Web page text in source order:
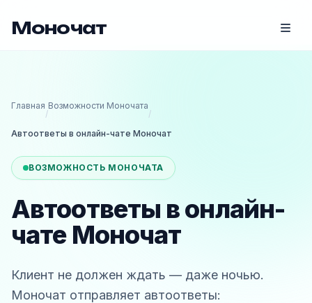
Моночат
Главная
/
Возможности Моночата
/
Автоответы в онлайн-чате Моночат
ВОЗМОЖНОСТЬ МОНОЧАТА
Автоответы в онлайн-
чате Моночат
Клиент не должен ждать — даже ночью.
Моночат отправляет автоответы: